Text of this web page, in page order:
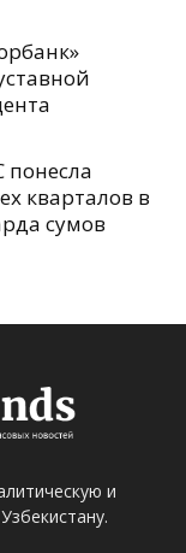
понесла
кварталов в
сумов
и